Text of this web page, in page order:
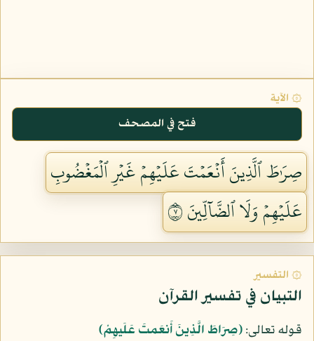
۞ الآية
فتح في المصحف
صِرَٰطَ ٱلَّذِينَ أَنۡعَمۡتَ عَلَيۡهِمۡ غَيۡرِ ٱلۡمَغۡضُوبِ
عَلَيۡهِمۡ وَلَا ٱلضَّآلِّينَ ٧
۞ التفسير
التبيان في تفسير القرآن
قوله تعالى:﴿صِرَاطَ الَّذِينَ أَنعَمتَ عَلَيهِمْ﴾